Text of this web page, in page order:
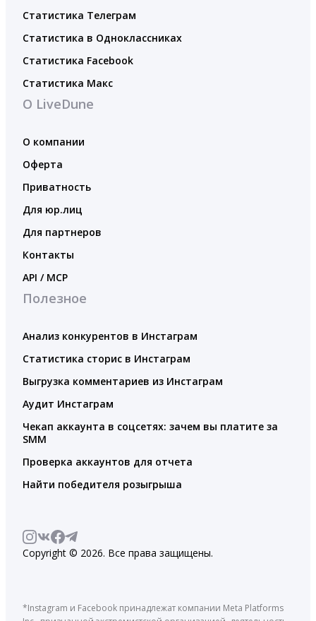
Статистика Телеграм
Статистика в Одноклассниках
Статистика Facebook
Статистика Макс
О LiveDune
О компании
Оферта
Приватность
Для юр.лиц
Для партнеров
Контакты
API / MCP
Полезное
Анализ конкурентов в Инстаграм
Статистика сторис в Инстаграм
Выгрузка комментариев из Инстаграм
Аудит Инстаграм
Чекап аккаунта в соцсетях: зачем вы платите за
SMM
Проверка аккаунтов для отчета
Найти победителя розыгрыша
Copyright © 2026. Все права защищены.
*Instagram и Facebook принадлежат компании Meta Platforms